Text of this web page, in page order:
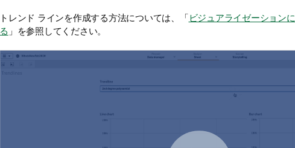
トレンド ラインを作成する方法については、「ビジュアライゼーション
る 」を参照してください。